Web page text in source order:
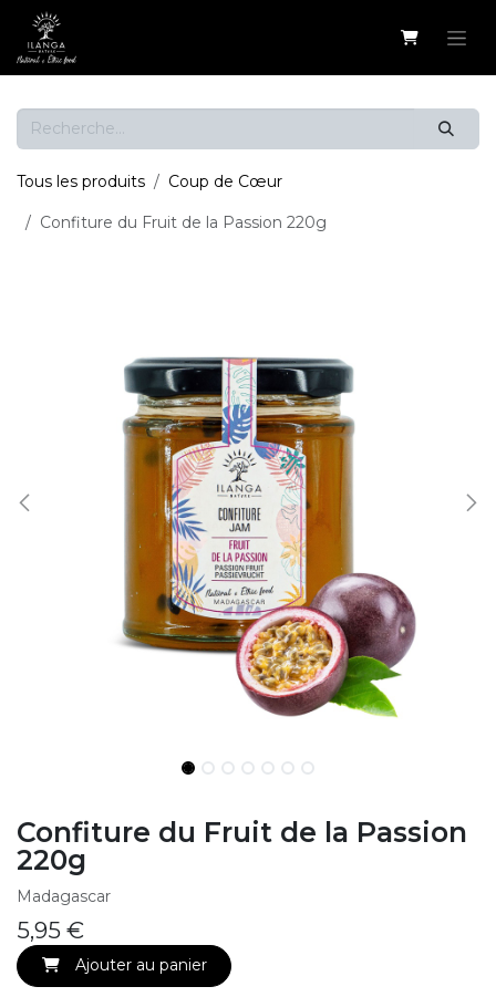
Se rendre au contenu
Tous les produits Coup de Cœur
Confiture du Fruit de la Passion 220g
Confiture du Fruit de la Passion
220g
Madagascar
5,95 €
Ajouter au panier